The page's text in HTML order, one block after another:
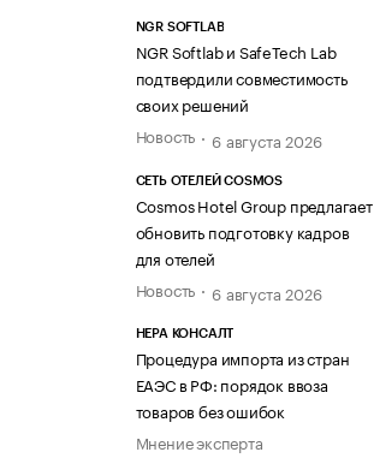
NGR SOFTLAB
NGR Softlab и SafeTech Lab
подтвердили совместимость
своих решений
Новость
6 августа 2026
СЕТЬ ОТЕЛЕЙ COSMOS
Cosmos Hotel Group предлагает
обновить подготовку кадров
для отелей
Новость
6 августа 2026
НЕРА КОНСАЛТ
Процедура импорта из стран
ЕАЭС в РФ: порядок ввоза
товаров без ошибок
Мнение эксперта